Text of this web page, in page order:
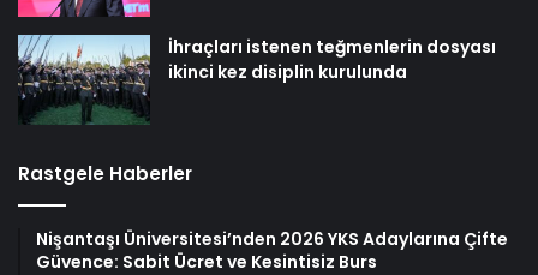
İhraçları istenen teğmenlerin dosyası
ikinci kez disiplin kurulunda
Rastgele Haberler
Nişantaşı Üniversitesi’nden 2026 YKS Adaylarına Çifte
Güvence: Sabit Ücret ve Kesintisiz Burs